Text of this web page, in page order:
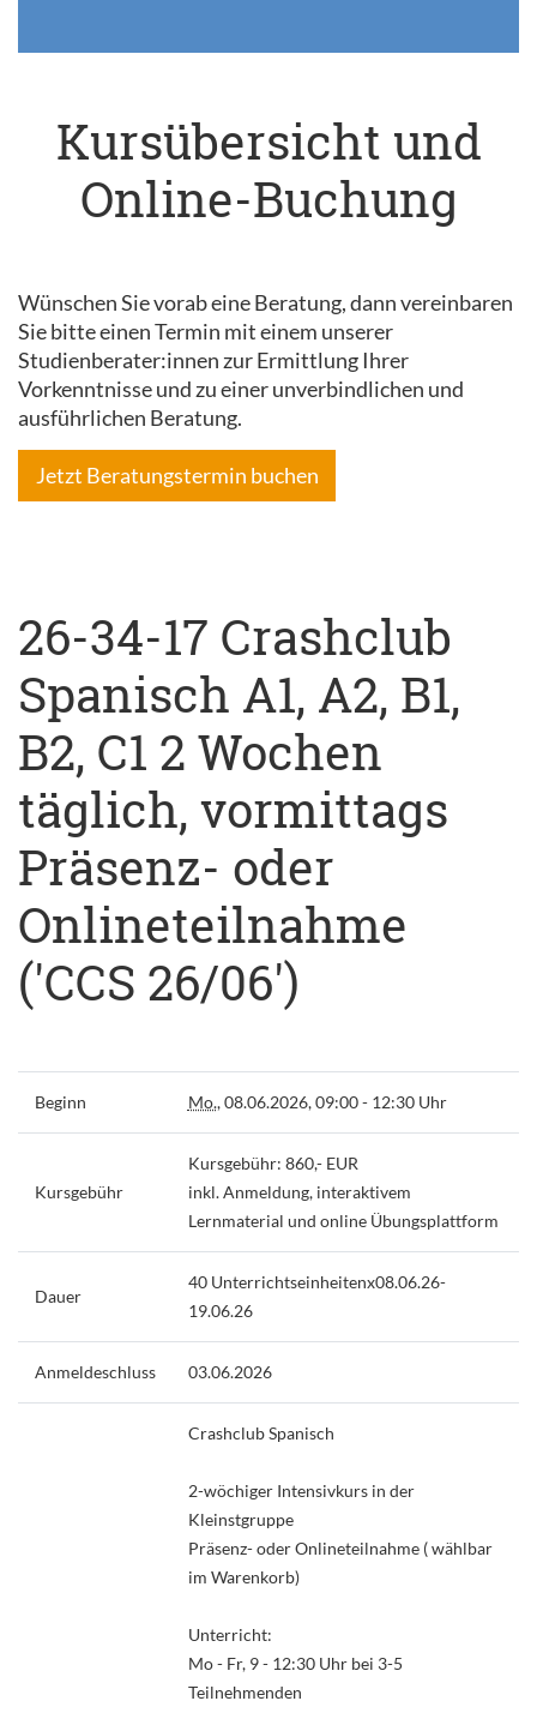
Kursübersicht und
Online-Buchung
Wünschen Sie vorab eine Beratung, dann vereinbaren
Sie bitte einen Termin mit einem unserer
Studienberater:innen zur Ermittlung Ihrer
Vorkenntnisse und zu einer unverbindlichen und
ausführlichen Beratung.
Jetzt Beratungstermin buchen
26-34-17 Crashclub
Spanisch A1, A2, B1,
B2, C1 2 Wochen
täglich, vormittags
Präsenz- oder
Onlineteilnahme
('CCS 26/06')
Beginn Mo., 08.06.2026, 09:00 - 12:30 Uhr
Kursgebühr
Kursgebühr: 860,- EUR
inkl. Anmeldung, interaktivem
Lernmaterial und online Übungsplattform
Dauer
40 Unterrichtseinheitenx08.06.26-
19.06.26
Anmeldeschluss 03.06.2026
Crashclub Spanisch
2-wöchiger Intensivkurs in der
Kleinstgruppe
Präsenz- oder Onlineteilnahme ( wählbar
im Warenkorb)
Unterricht:
Mo - Fr, 9 - 12:30 Uhr bei 3-5
Teilnehmenden